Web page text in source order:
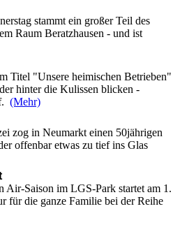
stammt ein großer Teil des
Raum Beratzhausen - und ist
Titel "Unsere heimischen Betrieben"
hinter die Kulissen blicken -
(Mehr)
zog in Neumarkt einen 50jährigen
offenbar etwas zu tief ins Glas
Air-Saison im LGS-Park startet am 1.
für die ganze Familie bei der Reihe